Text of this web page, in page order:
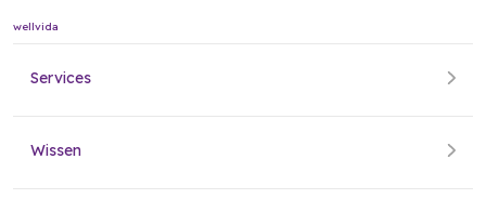
wellvida
Services
Wissen